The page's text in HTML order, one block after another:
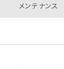
メンテナンス